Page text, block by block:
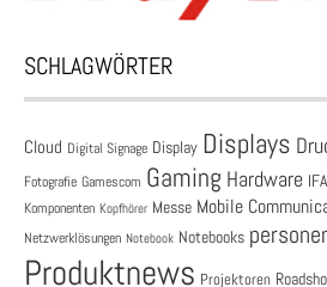
SCHLAGWÖRTER
Cloud Digital Signage Display Displays
Fotografie Gamescom Gaming Hardware IFA
Komponenten Kopfhörer Messe Mobile
Netzwerklösungen Notebook Notebooks
Produktnews Projektoren